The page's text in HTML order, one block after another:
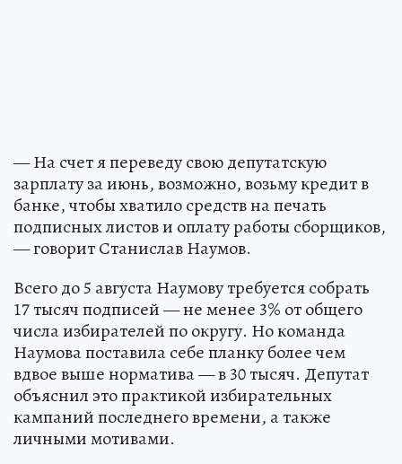
— На счет я переведу свою депутатскую
зарплату за июнь, возможно, возьму кредит в
банке, чтобы хватило средств на печать
подписных листов и оплату работы сборщиков,
— говорит Станислав Наумов.
Всего до 5 августа Наумову требуется собрать
17 тысяч подписей — не менее 3% от общего
числа избирателей по округу. Но команда
Наумова поставила себе планку более чем
вдвое выше норматива — в 30 тысяч. Депутат
объяснил это практикой избирательных
кампаний последнего времени, а также
личными мотивами.